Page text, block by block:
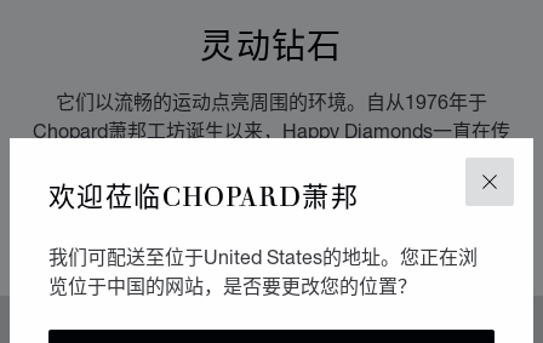
关闭
欢迎莅临CHOPARD萧邦
我们可配送至位于United States的地址。您正在浏
览位于中国的网站，是否要更改您的位置？
灵动钻石
它们以流畅的运动点亮周围的环境。自从1976年于
Chopard萧邦工坊诞生以来，Happy Diamonds一直在传
播极具感染力的乐享生活精神。它们的舞蹈构成一场生动
有趣的表演，其中传达出的自由与光明令人不禁扬起迷人
的微笑。